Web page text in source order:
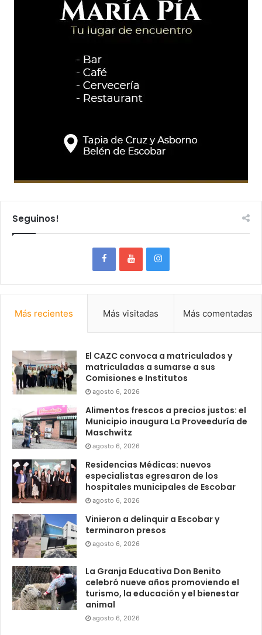
Seguinos!
Más recientes Más visitadas Más comentadas
El CAZC convoca a matriculados y
matriculadas a sumarse a sus
Comisiones e Institutos
agosto 6, 2026
Alimentos frescos a precios justos: el
Municipio inaugura La Proveeduría de
Maschwitz
agosto 6, 2026
Residencias Médicas: nuevos
especialistas egresaron de los
hospitales municipales de Escobar
agosto 6, 2026
Vinieron a delinquir a Escobar y
terminaron presos
agosto 6, 2026
La Granja Educativa Don Benito
celebró nueve años promoviendo el
turismo, la educación y el bienestar
animal
agosto 6, 2026